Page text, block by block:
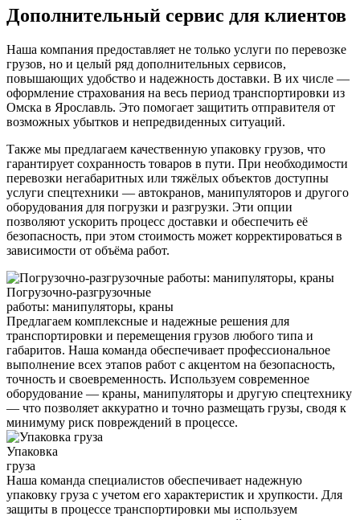
Дополнительный сервис для клиентов
Наша компания предоставляет не только услуги по перевозке
грузов, но и целый ряд дополнительных сервисов,
повышающих удобство и надежность доставки. В их числе —
оформление страхования на весь период транспортировки из
Омска в Ярославль. Это помогает защитить отправителя от
возможных убытков и непредвиденных ситуаций.
Также мы предлагаем качественную упаковку грузов, что
гарантирует сохранность товаров в пути. При необходимости
перевозки негабаритных или тяжёлых объектов доступны
услуги спецтехники — автокранов, манипуляторов и другого
оборудования для погрузки и разгрузки. Эти опции
позволяют ускорить процесс доставки и обеспечить её
безопасность, при этом стоимость может корректироваться в
зависимости от объёма работ.
Погрузочно-разгрузочные
работы: манипуляторы, краны
Предлагаем комплексные и надежные решения для
транспортировки и перемещения грузов любого типа и
габаритов. Наша команда обеспечивает профессиональное
выполнение всех этапов работ с акцентом на безопасность,
точность и своевременность. Используем современное
оборудование — краны, манипуляторы и другую спецтехнику
— что позволяет аккуратно и точно размещать грузы, сводя к
минимуму риск повреждений в процессе.
Упаковка
груза
Наша команда специалистов обеспечивает надежную
упаковку груза с учетом его характеристик и хрупкости. Для
защиты в процессе транспортировки мы используем